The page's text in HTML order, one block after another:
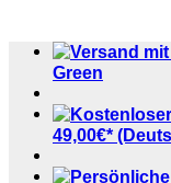
Green
49,00€*